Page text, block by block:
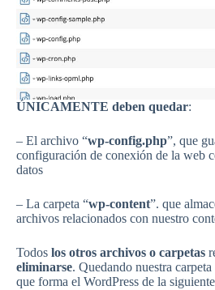
ÚNICAMENTE deben quedar:
– El archivo “wp-config.php”, que
configuración de conexión de la web
datos
– La carpeta “wp-content”. que
archivos relacionados con nuestro
Todos los otros archivos o carpetas
eliminarse. Quedando nuestra
que forma el WordPress de la